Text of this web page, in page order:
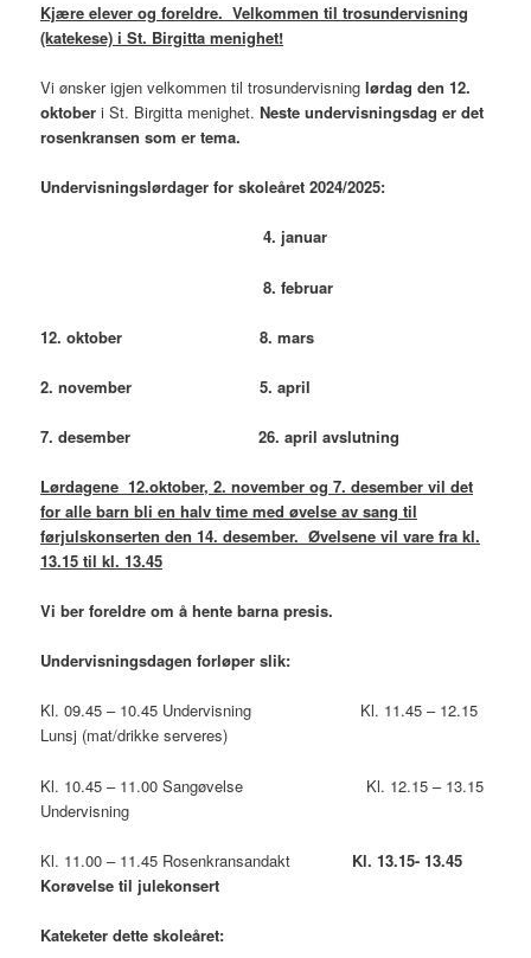
Kjære elever og foreldre. Velkommen til trosundervisning
(katekese) i St. Birgitta menighet!
Vi ønsker igjen velkommen til trosundervisninglørdag den 12.
oktoberi St. Birgitta menighet.Neste undervisningsdag er det
rosenkransen som er tema.
Undervisningslørdager for skoleåret 2024/2025:
4. januar
8. februar
12. oktober 8. mars
2. november 5. april
7. desember 26. april avslutning
Lørdagene 12.oktober, 2. november og 7. desember vil det
for alle barn blien halv time med øvelse av sang til
førjulskonserten den 14. desember. Øvelsene vil vare fra kl.
13.15 til kl. 13.45
Vi ber foreldre om å hente barna presis.
Undervisningsdagen forløper slik:
Kl. 09.45 – 10.45 Undervisning Kl. 11.45 – 12.15
Lunsj (mat/drikke serveres)
Kl. 10.45 – 11.00 Sangøvelse Kl. 12.15 – 13.15
Undervisning
Kl. 11.00 – 11.45 Rosenkransandakt Kl. 13.15- 13.45
Korøvelse til julekonsert
Kateketer dette skoleåret: